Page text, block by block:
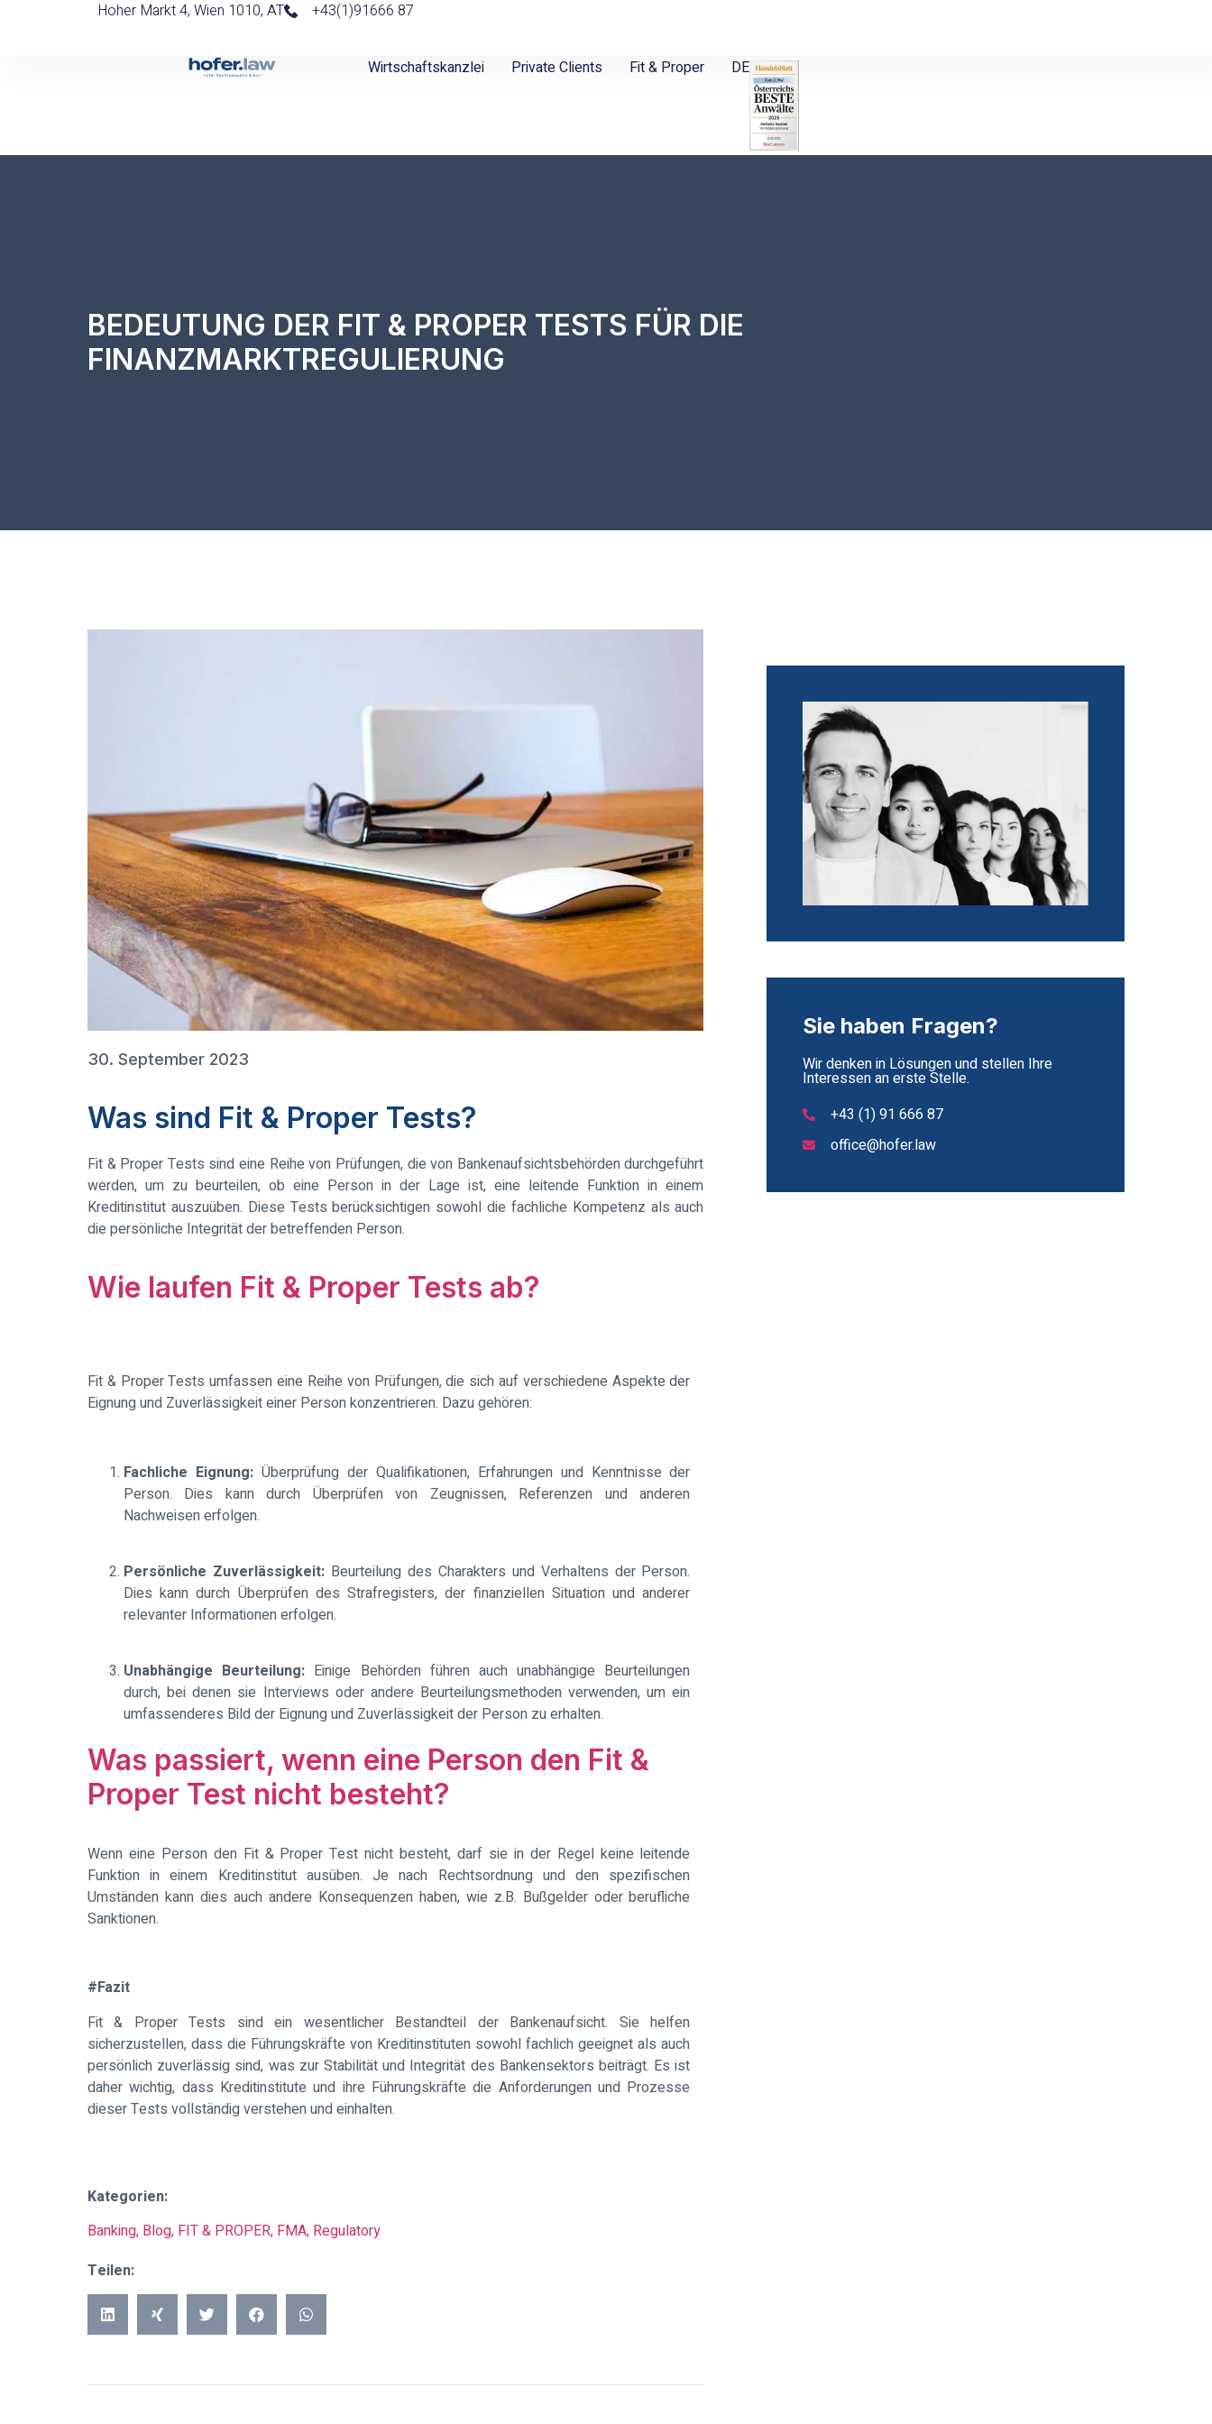
Hoher Markt 4, Wien 1010, AT +43(1)91666 87
Wirtschaftskanzlei Private Clients Fit & Proper DE
BEDEUTUNG DER FIT & PROPER TESTS FÜR DIE
FINANZMARKTREGULIERUNG
30. September 2023
Was sind Fit & Proper Tests?
Fit & Proper Tests sind eine Reihe von Prüfungen, die von Bankenaufsichtsbehörden durchgeführt
werden, um zu beurteilen, ob eine Person in der Lage ist, eine leitende Funktion in einem
Kreditinstitut auszuüben. Diese Tests berücksichtigen sowohl die fachliche Kompetenz als auch
die persönliche Integrität der betreffenden Person.
Wie laufen Fit & Proper Tests ab?
Fit & Proper Tests umfassen eine Reihe von Prüfungen, die sich auf verschiedene Aspekte der
Eignung und Zuverlässigkeit einer Person konzentrieren. Dazu gehören:
Fachliche Eignung:Überprüfung der Qualifikationen, Erfahrungen und Kenntnisse der
Person. Dies kann durch Überprüfen von Zeugnissen, Referenzen und anderen
Nachweisen erfolgen.
Persönliche Zuverlässigkeit:Beurteilung des Charakters und Verhaltens der Person.
Dies kann durch Überprüfen des Strafregisters, der finanziellen Situation und anderer
relevanter Informationen erfolgen.
Unabhängige Beurteilung: Einige Behörden führen auch unabhängige Beurteilungen
durch, bei denen sie Interviews oder andere Beurteilungsmethoden verwenden, um ein
umfassenderes Bild der Eignung und Zuverlässigkeit der Person zu erhalten.
Was passiert, wenn eine Person den Fit &
Proper Test nicht besteht?
Wenn eine Person den Fit & Proper Test nicht besteht, darf sie in der Regel keine leitende
Funktion in einem Kreditinstitut ausüben. Je nach Rechtsordnung und den spezifischen
Umständen kann dies auch andere Konsequenzen haben, wie z.B. Bußgelder oder berufliche
Sanktionen.
#Fazit
Fit & Proper Tests sind ein wesentlicher Bestandteil der Bankenaufsicht. Sie helfen
sicherzustellen, dass die Führungskräfte von Kreditinstituten sowohl fachlich geeignet als auch
persönlich zuverlässig sind, was zur Stabilität und Integrität des Bankensektors beiträgt. Es ist
daher wichtig, dass Kreditinstitute und ihre Führungskräfte die Anforderungen und Prozesse
dieser Tests vollständig verstehen und einhalten.
Kategorien:
Banking, Blog, FIT & PROPER, FMA, Regulatory
Teilen:
Sie haben Fragen?
Wir denken in Lösungen und stellen Ihre
Interessen an erste Stelle.
+43 (1) 91 666 87
office@hofer.law